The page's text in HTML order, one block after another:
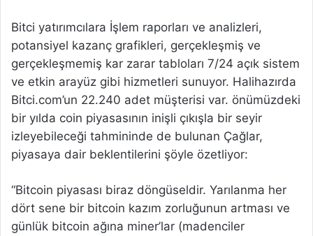
Bitci yatırımcılara İşlem raporları ve analizleri,
potansiyel kazanç grafikleri, gerçekleşmiş ve
gerçekleşmemiş kar zarar tabloları 7/24 açık sistem
ve etkin arayüz gibi hizmetleri sunuyor. Halihazırda
Bitci.com’un 22.240 adet müşterisi var. önümüzdeki
bir yılda coin piyasasının inişli çıkışla bir seyir
izleyebileceği tahmininde de bulunan Çağlar,
piyasaya dair beklentilerini şöyle özetliyor:
“Bitcoin piyasası biraz döngüseldir. Yarılanma her
dört sene bir bitcoin kazım zorluğunun artması ve
günlük bitcoin ağına miner’lar (madenciler